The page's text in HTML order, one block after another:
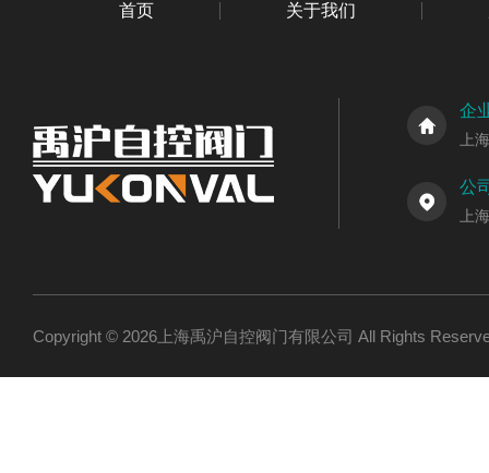
首页 关于我们
企
上
公
上
Copyright © 2026上海禹沪自控阀门有限公司 All Rights